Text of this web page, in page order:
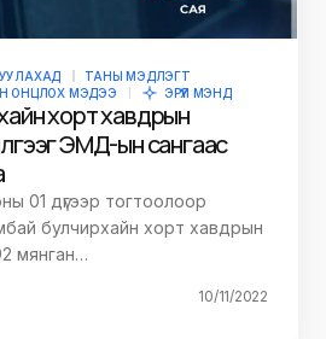
ТАНЫ МЭДЛЭГТ
ОНЦЛОХ МЭДЭЭ ЭРҮҮЛ МЭНД
хорт хавдрын
ЭМД-ын сангаас
01 дүгээр тогтоолоор
булчирхайн хорт хавдрын
мянган…
10/11/2022